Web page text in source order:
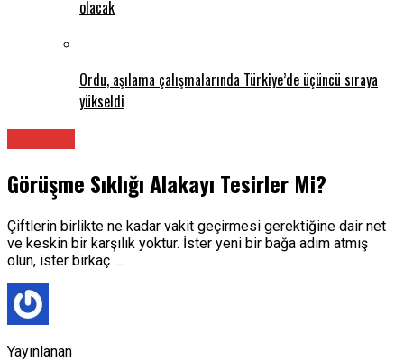
olacak
Ordu, aşılama çalışmalarında Türkiye’de üçüncü sıraya
yükseldi
Görüşme Sıklığı Alakayı Tesirler Mi?
Çiftlerin birlikte ne kadar vakit geçirmesi gerektiğine dair net
ve keskin bir karşılık yoktur. İster yeni bir bağa adım atmış
olun, ister birkaç …
Yayınlanan